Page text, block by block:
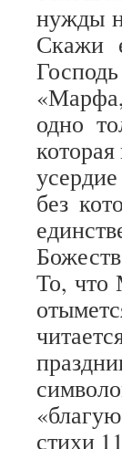
нужды
Скажи
одно
без
То, что
стихи